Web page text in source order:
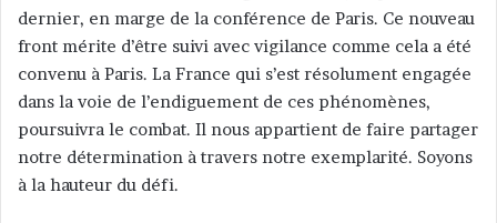
dernier, en marge de la conférence de Paris. Ce nouveau
front mérite d’être suivi avec vigilance comme cela a été
convenu à Paris. La France qui s’est résolument engagée
dans la voie de l’endiguement de ces phénomènes,
poursuivra le combat. Il nous appartient de faire partager
notre détermination à travers notre exemplarité. Soyons
à la hauteur du défi.